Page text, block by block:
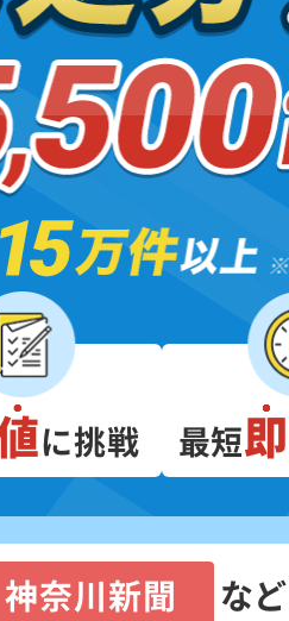
に挑戦 最短
神奈川新聞 な